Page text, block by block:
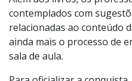
Além dos livros, os
contemplados com
relacionadas ao conteúdo
ainda mais o processo de